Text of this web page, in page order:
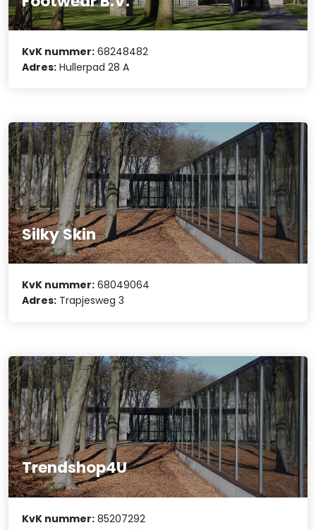
KvK nummer: 68248482
Adres: Hullerpad 28 A
Silky Skin
KvK nummer: 68049064
Adres: Trapjesweg 3
Trendshop4U
KvK nummer: 85207292